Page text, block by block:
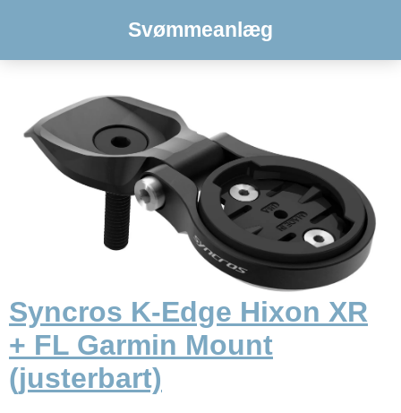
Svømmeanlæg
Syncros K-Edge Hixon XR
+ FL Garmin Mount
(justerbart)